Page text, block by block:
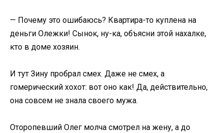
— Почему это ошибаюсь? Квартира-то куплена на
деньги Олежки! Сынок, ну-ка, объясни этой нахалке,
кто в доме хозяин.
И тут Зину пробрал смех. Даже не смех, а
гомерический хохот: вот оно как! Да, действительно,
она совсем не знала своего мужа.
Оторопевший Олег молча смотрел на жену, а до